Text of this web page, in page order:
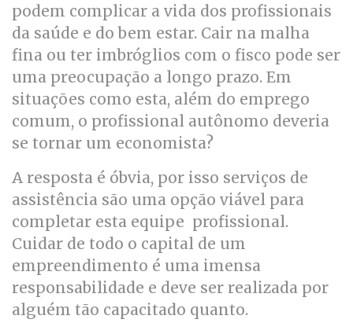
podem complicar a vida dos profissionais
da saúde e do bem estar. Cair na malha
fina ou ter imbróglios com o fisco pode ser
uma preocupação a longo prazo. Em
situações como esta, além do emprego
comum, o profissional autônomo deveria
se tornar um economista?
A resposta é óbvia, por isso serviços de
assistência são uma opção viável para
completar esta equipe profissional.
Cuidar de todo o capital de um
empreendimento é uma imensa
responsabilidade e deve ser realizada por
alguém tão capacitado quanto.